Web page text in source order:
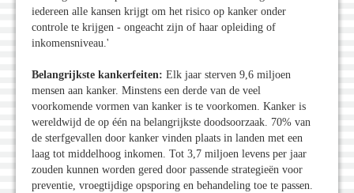
iedereen alle kansen krijgt om het risico op kanker onder
controle te krijgen - ongeacht zijn of haar opleiding of
inkomensniveau.'
Belangrijkste kankerfeiten: Elk jaar sterven 9,6 miljoen
mensen aan kanker. Minstens een derde van de veel
voorkomende vormen van kanker is te voorkomen. Kanker is
wereldwijd de op één na belangrijkste doodsoorzaak. 70% van
de sterfgevallen door kanker vinden plaats in landen met een
laag tot middelhoog inkomen. Tot 3,7 miljoen levens per jaar
zouden kunnen worden gered door passende strategieën voor
preventie, vroegtijdige opsporing en behandeling toe te passen.